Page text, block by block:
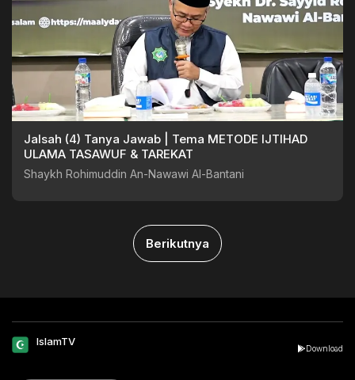
Jalsah (4) Tanya Jawab | Tema METODE IJTIHAD
ULAMA TASAWUF & TAREKAT
Shaykh Rohimuddin An-Nawawi Al-Bantani
Berikutnya
IslamTV
Download